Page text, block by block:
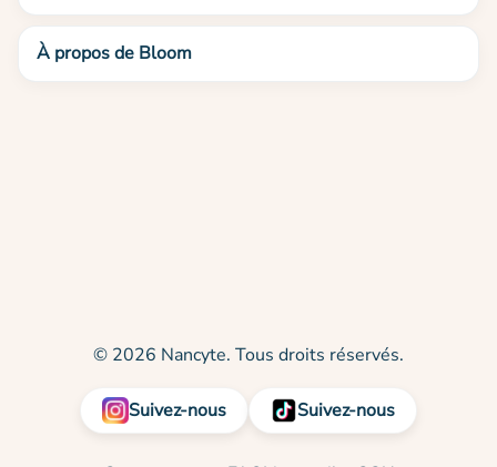
À propos de Bloom
© 2026 Nancyte. Tous droits réservés.
Suivez-nous Suivez-nous